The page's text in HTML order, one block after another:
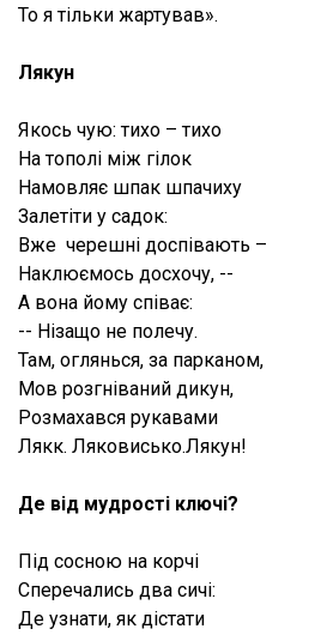
То я тільки жартував».
Лякун
Якось чую: тихо – тихо
На тополі між гілок
Намовляє шпак шпачиху
Залетіти у садок:
Вже черешні доспівають –
Наклюємось досхочу, --
А вона йому співає:
-- Нізащо не полечу.
Там, оглянься, за парканом,
Мов розгніваний дикун,
Розмахався рукавами
Лякк. Ляковисько.Лякун!
Де від мудрості ключі?
Під сосною на корчі
Сперечались два сичі:
Де узнати, як дістати